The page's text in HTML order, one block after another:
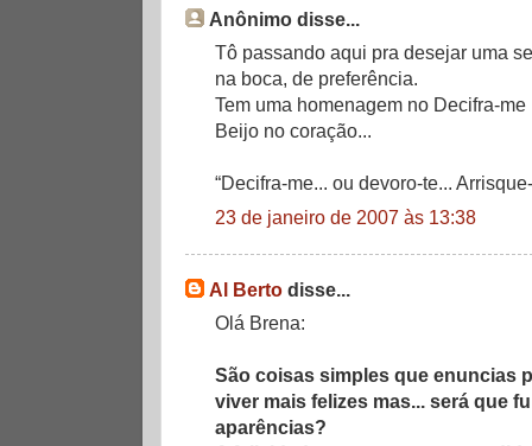
Anônimo disse...
Tô passando aqui pra desejar uma
na boca, de preferência.
Tem uma homenagem no Decifra-
Beijo no coração...
“Decifra-me... ou devoro-te...
23 de janeiro de 2007 às 13:38
Al Berto disse...
Olá Brena:
São coisas simples que enuncias
viver mais felizes mas... será que
aparências?